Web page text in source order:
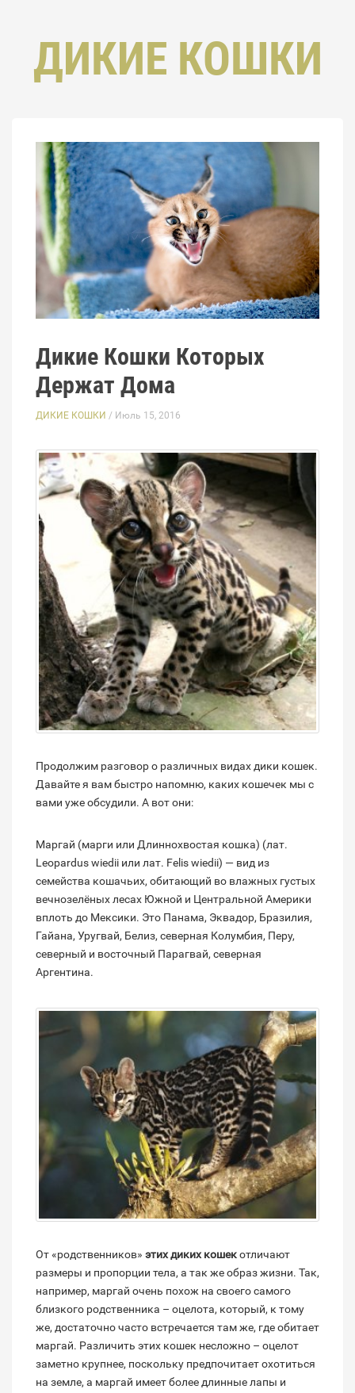
ДИКИЕ КОШКИ
Дикие Кошки Которых
Держат Дома
ДИКИЕ КОШКИ / Июль 15, 2016
Продолжим разговор о различных видах дики кошек.
Давайте я вам быстро напомню, каких кошечек мы с
вами уже обсудили. А вот они:
Маргай (марги или Длиннохвостая кошка) (лат.
Leopardus wiedii или лат. Felis wiedii) — вид из
семейства кошачьих, обитающий во влажных густых
вечнозелёных лесах Южной и Центральной Америки
вплоть до Мексики. Это Панама, Эквадор, Бразилия,
Гайана, Уругвай, Белиз, северная Колумбия, Перу,
северный и восточный Парагвай, северная
Аргентина.
От «родственников» этих диких кошекотличают
размеры и пропорции тела, а так же образ жизни. Так,
например, маргай очень похож на своего самого
близкого родственника – оцелота, который, к тому
же, достаточно часто встречается там же, где обитает
маргай. Различить этих кошек несложно – оцелот
заметно крупнее, поскольку предпочитает охотиться
на земле, а маргай имеет более длинные лапы и